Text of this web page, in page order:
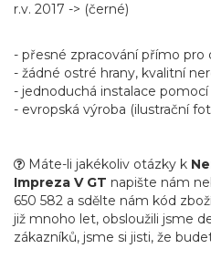
r.v. 2017 -> (černé)
- přesné zpracování přímo pro
- žádné ostré hrany, kvalitní
- jednoduchá instalace
- evropská výroba (ilustrační
Máte-li jakékoliv otázky k
Impreza V GT napište nám
650 582 a sdělte nám kód
již mnoho let, obsloužili jsme
zákazníků, jsme si jisti, že